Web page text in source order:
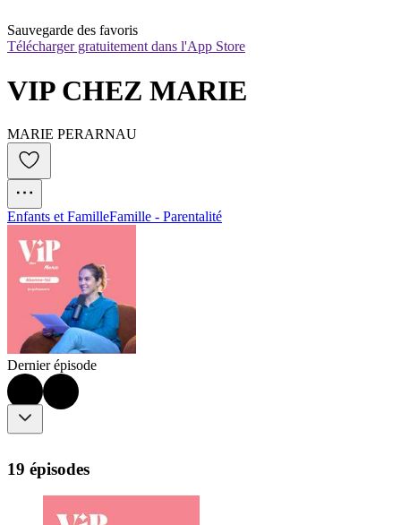
Sauvegarde des favoris
Télécharger gratuitement dans l'App Store
VIP CHEZ MARIE
MARIE PERARNAU
Enfants et FamilleFamille - Parentalité
Dernier épisode
19 épisodes